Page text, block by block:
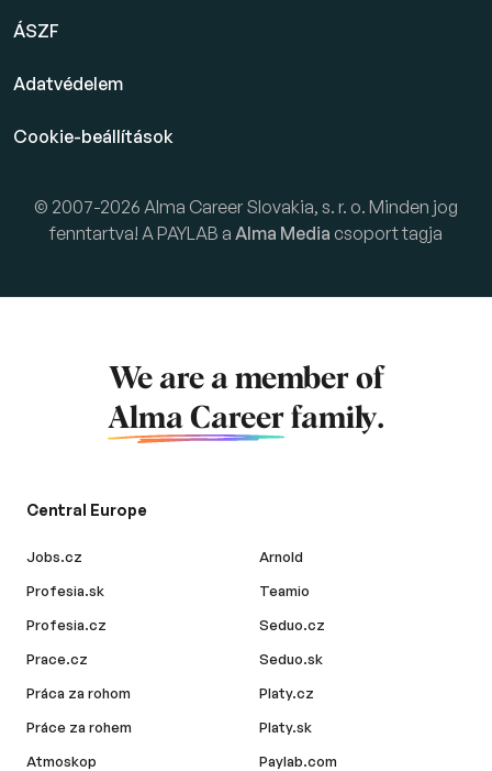
ÁSZF
Adatvédelem
Cookie-beállítások
© 2007-2026 Alma Career Slovakia, s. r. o. Minden jog
fenntartva! A PAYLAB a Alma Media csoport tagja
We are a member of
Alma Career family.
Central Europe
Jobs.cz
Profesia.sk
Profesia.cz
Prace.cz
Práca za rohom
Práce za rohem
Atmoskop
Arnold
Teamio
Seduo.cz
Seduo.sk
Platy.cz
Platy.sk
Paylab.com